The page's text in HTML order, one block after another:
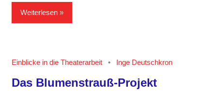
Weiterlesen
Einblicke in die Theaterarbeit Inge Deutschkron
Das Blumenstrauß-Projekt